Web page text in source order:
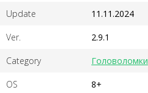
Update 11.11.2024
Ver. 2.9.1
Category Головоломки
OS 8+